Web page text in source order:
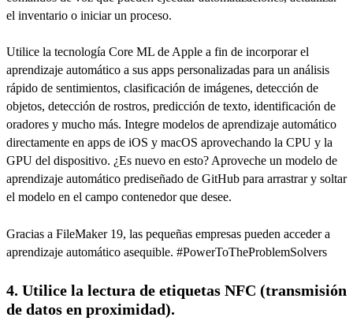
el inventario o iniciar un proceso.
Utilice la tecnología Core ML de Apple a fin de incorporar el
aprendizaje automático a sus apps personalizadas para un análisis
rápido de sentimientos, clasificación de imágenes, detección de
objetos, detección de rostros, predicción de texto, identificación de
oradores y mucho más. Integre modelos de aprendizaje automático
directamente en apps de iOS y macOS aprovechando la CPU y la
GPU del dispositivo. ¿Es nuevo en esto? Aproveche un modelo de
aprendizaje automático prediseñado de GitHub para arrastrar y soltar
el modelo en el campo contenedor que desee.
Gracias a FileMaker 19, las pequeñas empresas pueden acceder a
aprendizaje automático asequible. #PowerToTheProblemSolvers
4. Utilice la lectura de etiquetas NFC (transmisión
de datos en proximidad).